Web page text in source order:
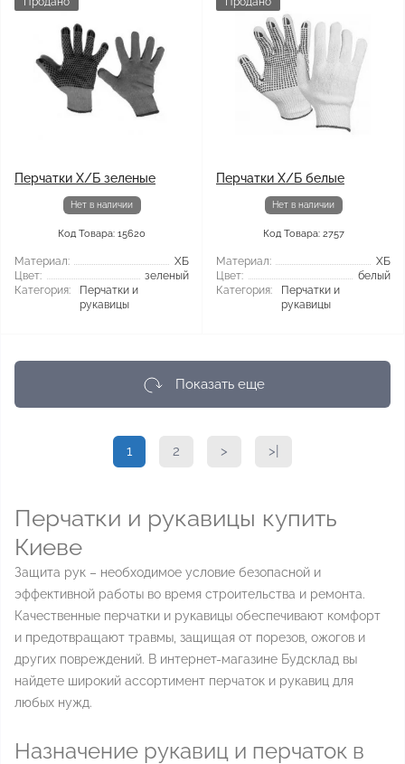
Перчатки Х/Б зеленые
Нет в наличии
Код Товара: 15620
Материал:
ХБ
Цвет:
зеленый
Категория:
Перчатки и
рукавицы
Перчатки Х/Б белые
Нет в наличии
Код Товара: 2757
Материал:
ХБ
Цвет:
белый
Категория:
Перчатки и
рукавицы
Показать еще
1 2 > >|
Перчатки и рукавицы купить
Киеве
Защита рук – необходимое условие безопасной и
эффективной работы во время строительства и ремонта.
Качественные перчатки и рукавицы обеспечивают комфорт
и предотвращают травмы, защищая от порезов, ожогов и
других повреждений. В интернет-магазине Будсклад вы
найдете широкий ассортимент перчаток и рукавиц для
любых нужд.
Назначение рукавиц и перчаток в